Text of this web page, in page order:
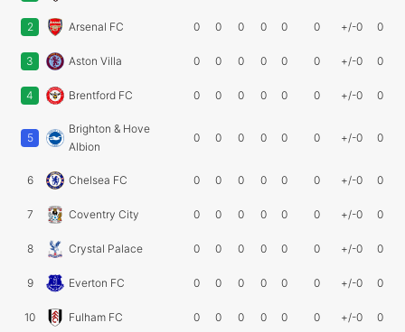
2 Arsenal FC 0 0 0 0 0 0 +/-0 0
3 Aston Villa 0 0 0 0 0 0 +/-0 0
4 Brentford FC 0 0 0 0 0 0 +/-0 0
5
Brighton & Hove
Albion
0 0 0 0 0 0 +/-0 0
6 Chelsea FC 0 0 0 0 0 0 +/-0 0
7 Coventry City 0 0 0 0 0 0 +/-0 0
8 Crystal Palace 0 0 0 0 0 0 +/-0 0
9 Everton FC 0 0 0 0 0 0 +/-0 0
10 Fulham FC 0 0 0 0 0 0 +/-0 0